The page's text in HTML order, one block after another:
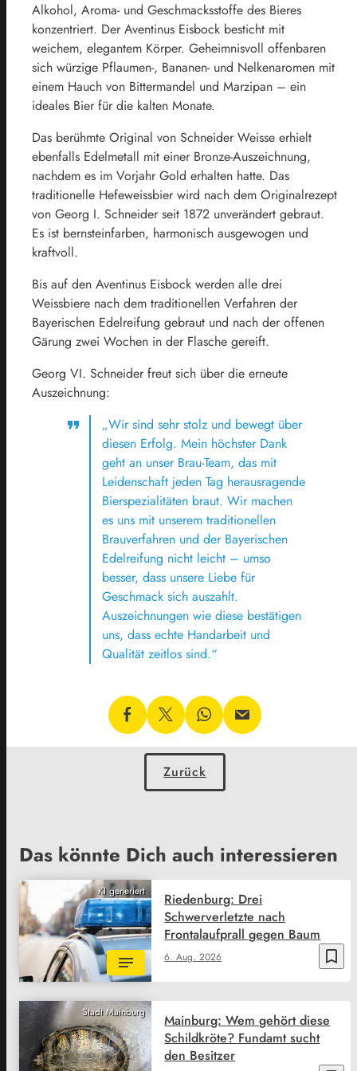
Alkohol, Aroma- und Geschmacksstoffe des Bieres
konzentriert. Der Aventinus Eisbock besticht mit
weichem, elegantem Körper. Geheimnisvoll offenbaren
sich würzige Pflaumen-, Bananen- und Nelkenaromen mit
einem Hauch von Bittermandel und Marzipan – ein
ideales Bier für die kalten Monate.
Das berühmte Original von Schneider Weisse erhielt
ebenfalls Edelmetall mit einer Bronze-Auszeichnung,
nachdem es im Vorjahr Gold erhalten hatte. Das
traditionelle Hefeweissbier wird nach dem Originalrezept
von Georg I. Schneider seit 1872 unverändert gebraut.
Es ist bernsteinfarben, harmonisch ausgewogen und
kraftvoll.
Bis auf den Aventinus Eisbock werden alle drei
Weissbiere nach dem traditionellen Verfahren der
Bayerischen Edelreifung gebraut und nach der offenen
Gärung zwei Wochen in der Flasche gereift.
Georg VI. Schneider freut sich über die erneute
Auszeichnung:
„Wir sind sehr stolz und bewegt über
diesen Erfolg. Mein höchster Dank
geht an unser Brau-Team, das mit
Leidenschaft jeden Tag herausragende
Bierspezialitäten braut. Wir machen
es uns mit unserem traditionellen
Brauverfahren und der Bayerischen
Edelreifung nicht leicht – umso
besser, dass unsere Liebe für
Geschmack sich auszahlt.
Auszeichnungen wie diese bestätigen
uns, dass echte Handarbeit und
Qualität zeitlos sind.“
Zurück
Das könnte Dich auch interessieren
KI generiert
bookmark_border
6. Aug. 2026
Riedenburg: Drei
Schwerverletzte nach
Frontalaufprall gegen Baum
Stadt Mainburg
Mainburg: Wem gehört diese
Schildkröte? Fundamt sucht
den Besitzer